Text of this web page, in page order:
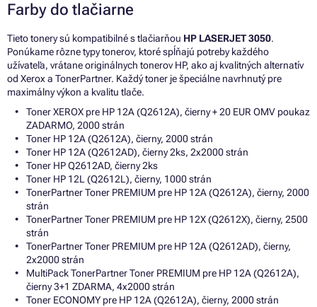
Farby do tlačiarne
Tieto tonery sú kompatibilné s tlačiarňou HP LASERJET 3050.
Ponúkame rôzne typy tonerov, ktoré spĺňajú potreby každého
užívateľa, vrátane originálnych tonerov HP, ako aj kvalitných alternatív
od Xerox a TonerPartner. Každý toner je špeciálne navrhnutý pre
maximálny výkon a kvalitu tlače.
Toner XEROX pre HP 12A (Q2612A), čierny + 20 EUR OMV poukaz
ZADARMO, 2000 strán
Toner HP 12A (Q2612A), čierny, 2000 strán
Toner HP 12A (Q2612AD), čierny 2ks, 2x2000 strán
Toner HP Q2612AD, čierny 2ks
Toner HP 12L (Q2612L), čierny, 1000 strán
TonerPartner Toner PREMIUM pre HP 12A (Q2612A), čierny, 2000
strán
TonerPartner Toner PREMIUM pre HP 12X (Q2612X), čierny, 2500
strán
TonerPartner Toner PREMIUM pre HP 12A (Q2612AD), čierny,
2x2000 strán
MultiPack TonerPartner Toner PREMIUM pre HP 12A (Q2612A),
čierny 3+1 ZDARMA, 4x2000 strán
Toner ECONOMY pre HP 12A (Q2612A), čierny, 2000 strán